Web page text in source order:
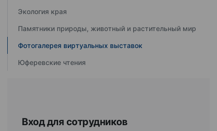
Экология края
Памятники природы, животный и растительный мир
Фотогалерея виртуальных выставок
Юферевские чтения
Вход для сотрудников